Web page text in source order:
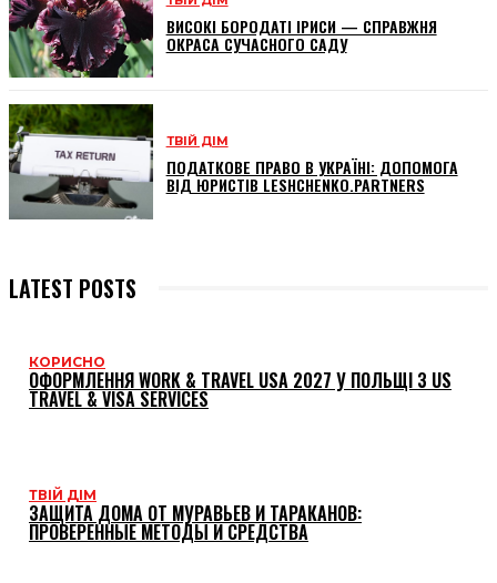
ВИСОКІ БОРОДАТІ ІРИСИ — СПРАВЖНЯ
ОКРАСА СУЧАСНОГО САДУ
ТВІЙ ДІМ
ПОДАТКОВЕ ПРАВО В УКРАЇНІ: ДОПОМОГА
ВІД ЮРИСТІВ LESHCHENKO.PARTNERS
LATEST POSTS
КОРИСНО
ОФОРМЛЕННЯ WORK & TRAVEL USA 2027 У ПОЛЬЩІ З US
TRAVEL & VISA SERVICES
ТВІЙ ДІМ
ЗАЩИТА ДОМА ОТ МУРАВЬЕВ И ТАРАКАНОВ:
ПРОВЕРЕННЫЕ МЕТОДЫ И СРЕДСТВА